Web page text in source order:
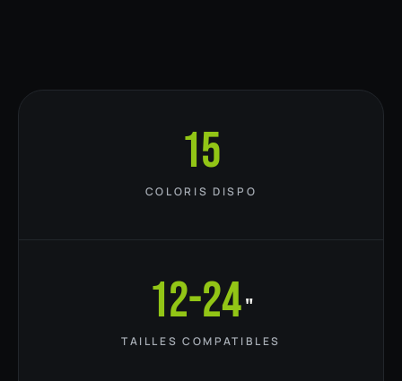
15
COLORIS DISPO
12-24"
TAILLES COMPATIBLES